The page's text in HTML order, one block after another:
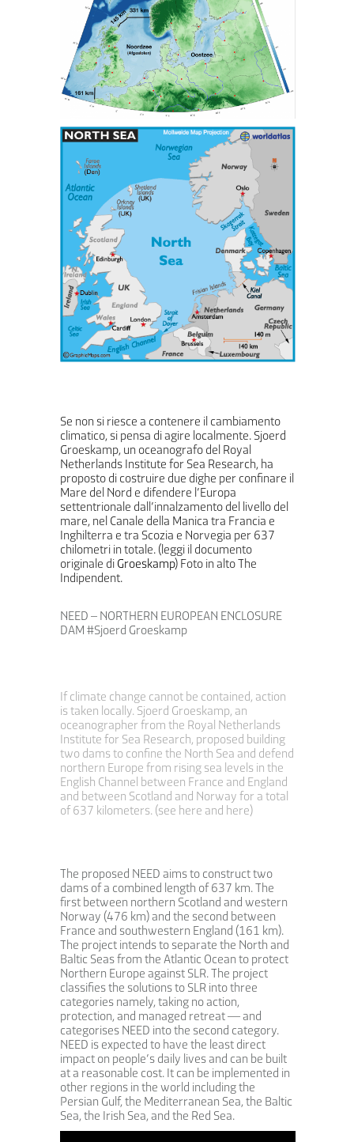
Se non si riesce a contenere il cambiamento
climatico, si pensa di agire localmente. Sjoerd
Groeskamp, ​​un oceanografo del Royal
Netherlands Institute for Sea Research, ha
proposto di costruire due dighe per confinare il
Mare del Nord e difendere l’Europa
settentrionale dall’innalzamento del livello del
mare, nel Canale della Manica tra Francia e
Inghilterra e tra Scozia e Norvegia per 637
chilometri in totale. (leggi il documento
originale diGroeskamp) Foto in alto The
Indipendent.
NEED – NORTHERN EUROPEAN ENCLOSURE
DAM #Sjoerd Groeskamp
If climate change cannot be contained, action
is taken locally. Sjoerd Groeskamp, ​​an
oceanographer from the Royal Netherlands
Institute for Sea Research, proposed building
two dams to confine the North Sea and defend
northern Europe from rising sea levels in the
English Channel between France and England
and between Scotland and Norway for a total
of 637 kilometers. (see here and here)
The proposed NEED aims to construct two
dams of a combined length of 637 km. The
first between northern Scotland and western
Norway (476 km) and the second between
France and southwestern England (161 km).
The project intends to separate the North and
Baltic Seas from the Atlantic Ocean to protect
Northern Europe against SLR. The project
classifies the solutions to SLR into three
categories namely, taking no action,
protection, and managed retreat — and
categorises NEED into the second category.
NEED is expected to have the least direct
impact on people’s daily lives and can be built
at a reasonable cost. It can be implemented in
other regions in the world including the
Persian Gulf, the Mediterranean Sea, the Baltic
Sea, the Irish Sea, and the Red Sea.